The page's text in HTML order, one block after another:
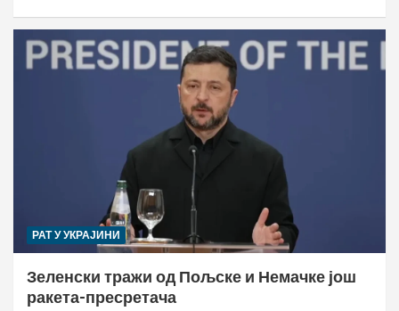
РАТ У УКРАЈИНИ
Зеленски тражи од Пољске и Немачке још
ракета-пресретача